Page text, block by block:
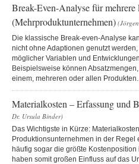
Break-Even-Analyse für mehrere
(Mehrproduktunternehmen)
Die klassische Break-even-Analyse
nicht ohne Adaptionen genutzt
möglicher Variablen und
Beispielsweise können
einem, mehreren oder allen Produkten...
Materialkosten – Erfassung und
Dr. Ursula Binder)
Das Wichtigste in Kürze:
Produktionsunternehmen in der Regel
häufig sogar die größte
haben somit großen Einfluss auf das